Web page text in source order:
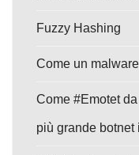
Fuzzy Hashing
Come un
Come #Emotet
più grande botnet